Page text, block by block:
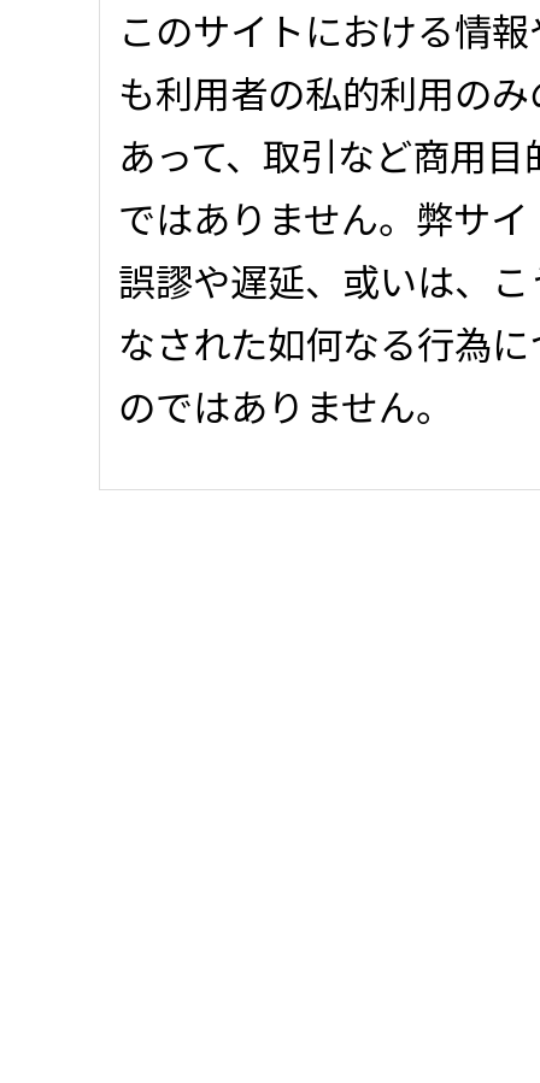
このサイトにおける情
も利用者の私的利用の
あって、取引など商用
ではありません。弊サ
誤謬や遅延、或いは、
なされた如何なる行為
のではありません。